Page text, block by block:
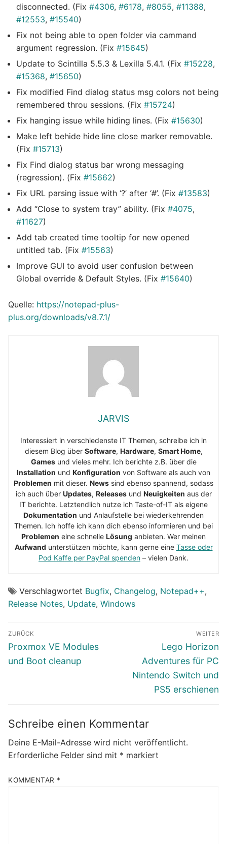
disconnected. (Fix #4306, #6178, #8055, #11388,
#12553, #15540)
Fix not being able to open folder via cammand
argument regression. (Fix #15645)
Update to Scintilla 5.5.3 & Lexilla 5.4.1. (Fix #15228,
#15368, #15650)
Fix modified Find dialog status msg colors not being
remembered throu sessions. (Fix #15724)
Fix hanging issue while hiding lines. (Fix #15630)
Make left behide hide line close marker removable.
(Fix #15713)
Fix Find dialog status bar wrong messaging
(regression). (Fix #15662)
Fix URL parsing issue with ‘?’ after ‘#’. (Fix #13583)
Add “Close to system tray” ability. (Fix #4075,
#11627)
Add tab created time tooltip for new opened
untitled tab. (Fix #15563)
Improve GUI to avoid user confusion between
Global override & Default Styles. (Fix #15640)
Quelle: https://notepad-plus-
plus.org/downloads/v8.7.1/
JARVIS
Interessiert in verschiedenste IT Themen, schreibe ich in
diesem Blog über Software, Hardware, Smart Home,
Gamesund vieles mehr. Ich berichte z.B. über die
Installation und Konfiguration von Software als auch von
Problemen mit dieser. News sind ebenso spannend, sodass
ich auch über Updates, Releasesund Neuigkeiten aus der
IT berichte. Letztendlich nutze ich Taste-of-IT als eigene
Dokumentation und Anlaufstelle bei wiederkehrenden
Themen. Ich hoffe ich kann dich ebenso informieren und bei
Problemen eine schnelle Lösung anbieten. Wer meinen
Aufwand unterstützen möchte, kann gerne eine Tasse oder
Pod Kaffe per PayPal spenden – vielen Dank.
Verschlagwortet Bugfix, Changelog, Notepad++,
Release Notes, Update, Windows
Beitragsnavigation
ZURÜCK
Vorheriger
Beitrag:
Proxmox VE Modules
und Boot cleanup
WEITER
Nächster
Beitrag:
Lego Horizon
Adventures für PC
Nintendo Switch und
PS5 erschienen
Schreibe einen Kommentar
Deine E-Mail-Adresse wird nicht veröffentlicht.
Erforderliche Felder sind mit * markiert
KOMMENTAR *